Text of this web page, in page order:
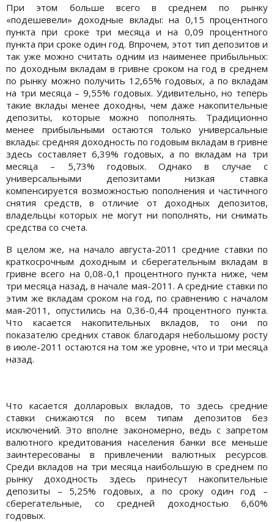
При этом больше всего в среднем по рынку
«подешевели» доходные вклады: на 0,15 процентного
пункта при сроке три месяца и на 0,09 процентного
пункта при сроке один год. Впрочем, этот тип депозитов и
так уже можно считать одним из наименее прибыльных:
по доходным вкладам в гривне сроком на год в среднем
по рынку можно получить 12,65% годовых, а по вкладам
на три месяца – 9,55% годовых. Удивительно, но теперь
такие вклады менее доходны, чем даже накопительные
депозиты, которые можно пополнять. Традиционно
менее прибыльными остаются только универсальные
вклады: средняя доходность по годовым вкладам в гривне
здесь составляет 6,39% годовых, а по вкладам на три
месяца – 5,73% годовых. Однако в случае с
универсальными депозитами низкая ставка
компенсируется возможностью пополнения и частичного
снятия средств, в отличие от доходных депозитов,
владельцы которых не могут ни пополнять, ни снимать
средства со счета.
В целом же, на начало августа-2011 средние ставки по
краткосрочным доходным и сберегательным вкладам в
гривне всего на 0,08-0,1 процентного пункта ниже, чем
три месяца назад, в начале мая-2011. А средние ставки по
этим же вкладам сроком на год, по сравнению с началом
мая-2011, опустились на 0,36-0,44 процентного пункта.
Что касается накопительных вкладов, то они по
показателю средних ставок благодаря небольшому росту
в июле-2011 остаются на том же уровне, что и три месяца
назад.
Что касается долларовых вкладов, то здесь средние
ставки снижаются по всем типам депозитов без
исключений. Это вполне закономерно, ведь с запретом
валютного кредитования населения банки все меньше
заинтересованы в привлечении валютных ресурсов.
Среди вкладов на три месяца наибольшую в среднем по
рынку доходность здесь принесут накопительные
депозиты – 5,25% годовых, а по сроку один год –
сберегательные, со средней доходностью 6,60%
годовых.